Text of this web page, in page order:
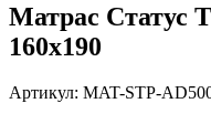
Матрас Статус
160х190
Артикул: MAT-STP-